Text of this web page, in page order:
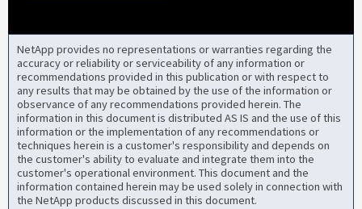
NetApp provides no representations or warranties regarding the
accuracy or reliability or serviceability of any information or
recommendations provided in this publication or with respect to
any results that may be obtained by the use of the information or
observance of any recommendations provided herein. The
information in this document is distributed AS IS and the use of this
information or the implementation of any recommendations or
techniques herein is a customer's responsibility and depends on
the customer's ability to evaluate and integrate them into the
customer's operational environment. This document and the
information contained herein may be used solely in connection with
the NetApp products discussed in this document.